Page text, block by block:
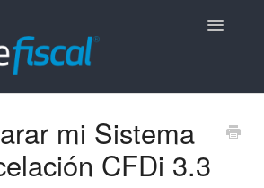
Toggle
CFDi Comerciales
mi Sistema
CFDi 3.3